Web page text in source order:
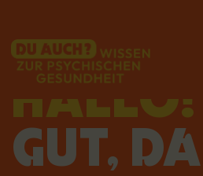
HALLO!
GUT,